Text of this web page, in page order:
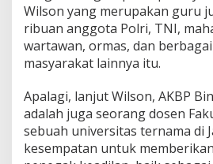
Wilson yang merupakan guru
ribuan anggota Polri, TNI,
wartawan, ormas, dan
masyarakat lainnya itu.
Apalagi, lanjut Wilson, AKBP
adalah juga seorang dosen
sebuah universitas ternama di
kesempatan untuk